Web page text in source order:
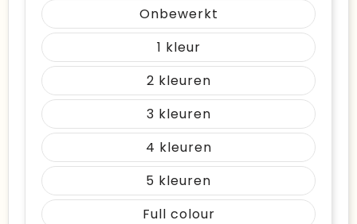
Onbewerkt
1
2
3
4
5
Full colour